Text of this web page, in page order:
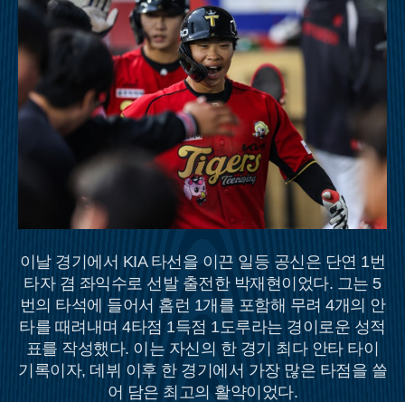
이날 경기에서 KIA 타선을 이끈 일등 공신은 단연 1번
타자 겸 좌익수로 선발 출전한 박재현이었다. 그는 5
번의 타석에 들어서 홈런 1개를 포함해 무려 4개의 안
타를 때려내며 4타점 1득점 1도루라는 경이로운 성적
표를 작성했다. 이는 자신의 한 경기 최다 안타 타이
기록이자, 데뷔 이후 한 경기에서 가장 많은 타점을 쓸
어 담은 최고의 활약이었다.